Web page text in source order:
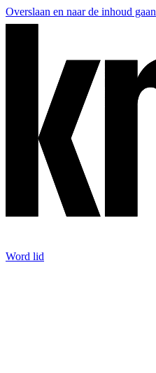
Overslaan en naar de inhoud gaan
Word lid